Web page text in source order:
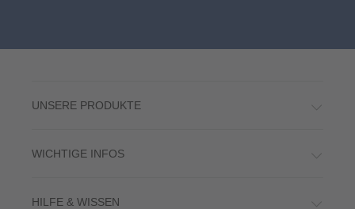
UNSERE PRODUKTE
WICHTIGE INFOS
HILFE & WISSEN